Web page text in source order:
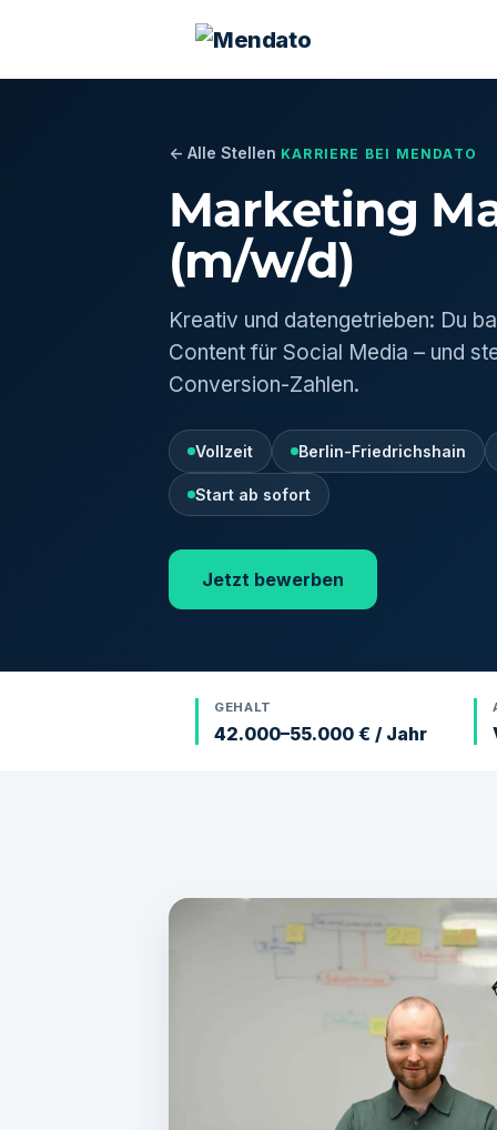
← Alle Stellen KARRIERE BEI MENDATO
Marketing
(m/w/d)
Kreativ und datengetrieben: Du
Content für Social Media – und
Conversion-Zahlen.
Vollzeit Berlin-Friedrichshain
Start ab sofort
Jetzt bewerben
GEHALT
42.000–55.000 € / Jahr